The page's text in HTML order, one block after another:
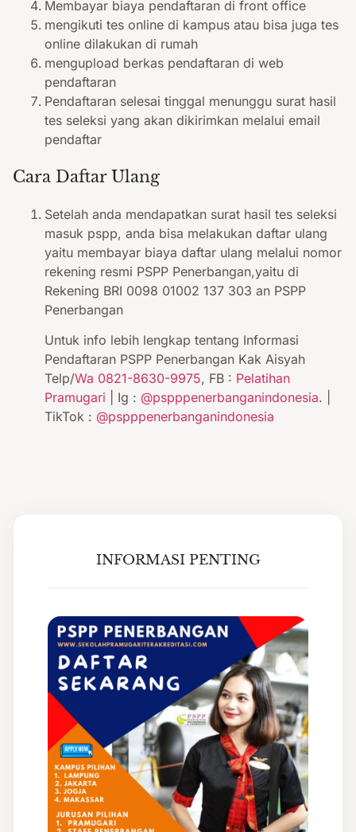
Membayar biaya pendaftaran di front office
mengikuti tes online di kampus atau bisa juga tes
online dilakukan di rumah
mengupload berkas pendaftaran di web
pendaftaran
Pendaftaran selesai tinggal menunggu surat hasil
tes seleksi yang akan dikirimkan melalui email
pendaftar
Cara Daftar Ulang
Setelah anda mendapatkan surat hasil tes seleksi
masuk pspp, anda bisa melakukan daftar ulang
yaitu membayar biaya daftar ulang melalui nomor
rekening resmi PSPP Penerbangan,yaitu di
Rekening BRI 0098 01002 137 303 an PSPP
Penerbangan
Untuk info lebih lengkap tentang Informasi
Pendaftaran PSPP Penerbangan Kak Aisyah
Telp/Wa 0821-8630-9975, FB : Pelatihan
Pramugari | Ig : @pspppenerbanganindonesia. |
TikTok : @pspppenerbanganindonesia
INFORMASI PENTING